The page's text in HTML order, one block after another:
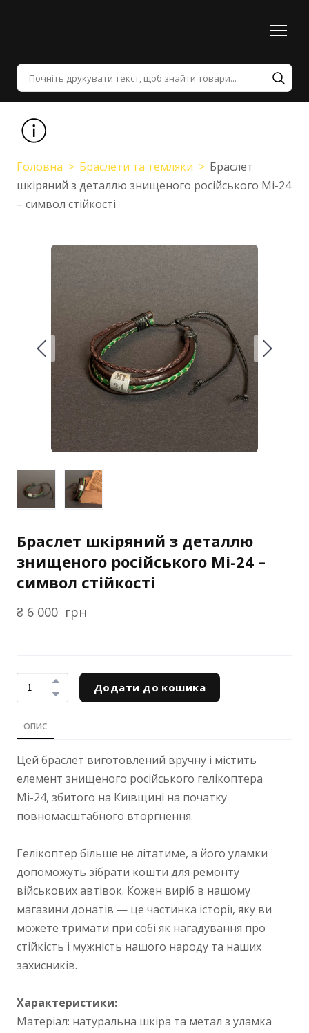
Головна Браслети та темляки
Браслет
шкіряний з деталлю знищеного російського Мі-24
– символ стійкості
Браслет шкіряний з деталлю
знищеного російського Мі-24 –
символ стійкості
₴ 6 000  грн
Додати до кошика
ОПИС
Цей браслет виготовлений вручну і містить
елемент знищеного російського гелікоптера
Мі-24, збитого на Київщині на початку
повномасштабного вторгнення.
Гелікоптер більше не літатиме, а його уламки
допоможуть зібрати кошти для ремонту
військових автівок. Кожен виріб в нашому
магазини донатів — це частинка історії, яку ви
можете тримати при собі як нагадування про
стійкість і мужність нашого народу та наших
захисників.
Характеристики:
Матеріал: натуральна шкіра та метал з уламка